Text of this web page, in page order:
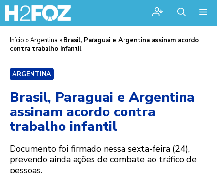
Início »Argentina » Brasil, Paraguai e Argentina assinam acordo
contra trabalho infantil
ARGENTINA
Brasil, Paraguai e Argentina
assinam acordo contra
trabalho infantil
Documento foi firmado nessa sexta-feira (24),
prevendo ainda ações de combate ao tráfico de
pessoas.